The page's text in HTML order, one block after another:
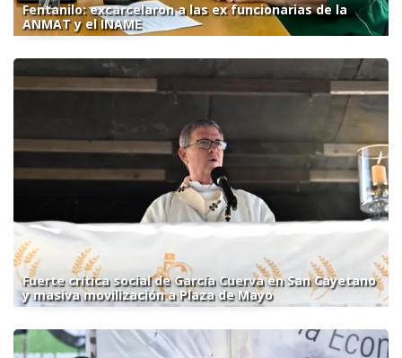
Fentanilo: excarcelaron a las ex funcionarias de la
ANMAT y el INAME
Fuerte crítica social de García Cuerva en San Cayetano
y masiva movilización a Plaza de Mayo